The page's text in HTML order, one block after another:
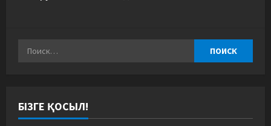
БІЗГЕ ҚОСЫЛ!